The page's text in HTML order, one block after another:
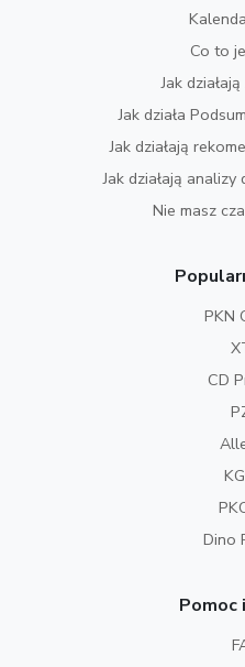
Co to
Jak
Jak działa
Jak działają
Jak działają
Nie masz
PKN
CD
Dino
Pomoc